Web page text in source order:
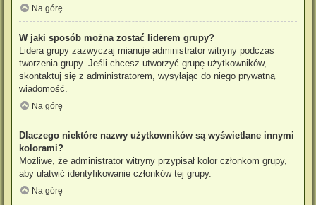
Na górę
W jaki sposób można zostać liderem grupy?
Lidera grupy zazwyczaj mianuje administrator witryny podczas
tworzenia grupy. Jeśli chcesz utworzyć grupę użytkowników,
skontaktuj się z administratorem, wysyłając do niego prywatną
wiadomość.
Na górę
Dlaczego niektóre nazwy użytkowników są wyświetlane innymi
kolorami?
Możliwe, że administrator witryny przypisał kolor członkom grupy,
aby ułatwić identyfikowanie członków tej grupy.
Na górę